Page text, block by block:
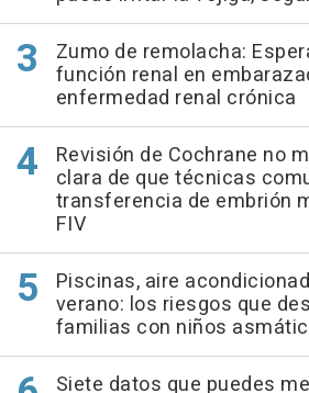
Zumo de remolacha:
función renal en
enfermedad renal crónica
Revisión de Cochrane no
clara de que técnicas
transferencia de embrión
FIV
Piscinas, aire
verano: los riesgos que
familias con niños
Siete datos que puedes